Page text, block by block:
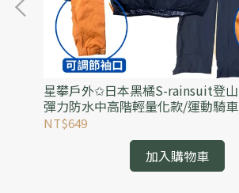
星攀戶外✩日本黑橘S-rainsuit登
彈力防水中高階輕量化款/運動騎
氣雨衣(可當風雨衣)
NT$649
加入購物車